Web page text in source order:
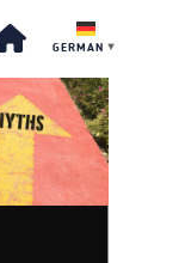
GERMAN ▼